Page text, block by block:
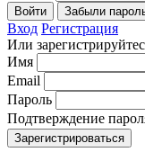
Войти Забыли
Вход Регистрация
Или
Имя
Email
Пароль
Подтверждение
Зарегистрироваться